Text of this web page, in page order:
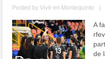
Posted byVivir en Montequinto
A
de